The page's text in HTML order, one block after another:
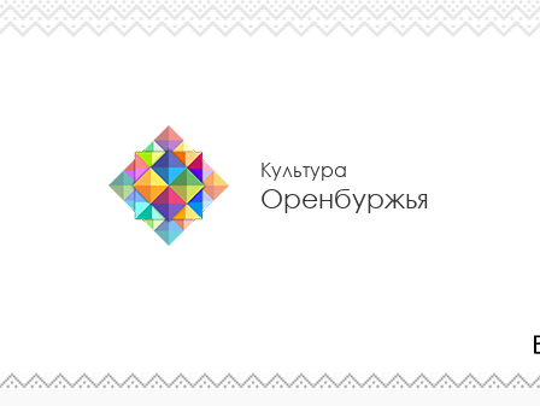
Культура
Оренбуржья